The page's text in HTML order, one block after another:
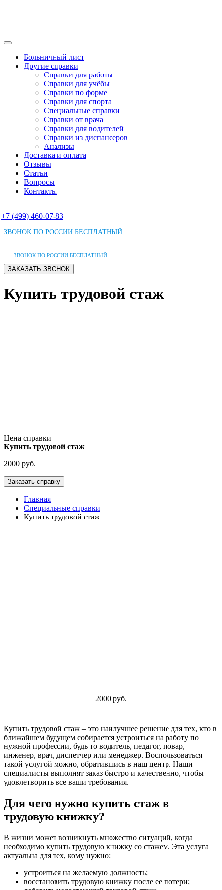
Больничный лист
Другие справки
Справки для работы
Справки для учёбы
Справки по форме
Справки для спорта
Специальные справки
Справки от врача
Справки для водителей
Справки из диспансеров
Анализы
Доставка и оплата
Отзывы
Статьи
Вопросы
Контакты
+7 (499) 460-07-83
ЗВОНОК ПО РОССИИ БЕСПЛАТНЫЙ
ЗВОНОК ПО РОССИИ БЕСПЛАТНЫЙ
Купить трудовой стаж
Цена справки
Купить трудовой стаж
2000 руб.
Главная
Специальные справки
Купить трудовой стаж
2000 руб.
Купить трудовой стаж – это наилучшее решение для тех, кто в
ближайшем будущем собирается устроиться на работу по
нужной профессии, будь то водитель, педагог, повар,
инженер, врач, диспетчер или менеджер. Воспользоваться
такой услугой можно, обратившись в наш центр. Наши
специалисты выполнят заказ быстро и качественно, чтобы
удовлетворить все ваши требования.
Для чего нужно купить стаж в
трудовую книжку?
В жизни может возникнуть множество ситуаций, когда
необходимо купить трудовую книжку со стажем. Эта услуга
актуальна для тех, кому нужно:
устроиться на желаемую должность;
восстановить трудовую книжку после ее потери;